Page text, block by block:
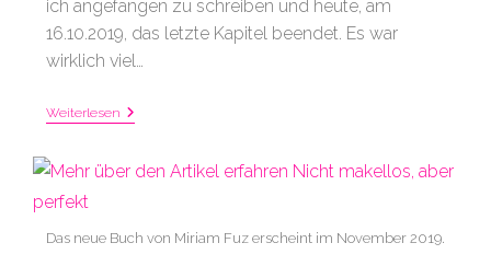
ich angefangen zu schreiben und heute, am
16.10.2019, das letzte Kapitel beendet. Es war
wirklich viel…
Weiterlesen Das
Ist
Fertig
Das neue Buch von Miriam Fuz erscheint im November 2019.